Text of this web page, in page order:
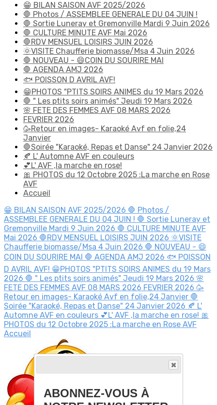
😁 BILAN SAISON AVF 2025/2026
🛑 Photos / ASSEMBLEE GENERALE DU 04 JUIN !
🛑 Sortie Luneray et Gremonville Mardi 9 Juin 2026
🛑 CULTURE MINUTE AVF Mai 2026
🛑RDV MENSUEL LOISIRS JUIN 2026
🌞VISITE Chaufferie biomasse/Msa 4 Juin 2026
🛑 NOUVEAU - 😄COIN DU SOURIRE MAI
🛑 AGENDA AMJ 2026
🐟 POISSON D AVRIL AVF!
😁PHOTOS "PTITS SOIRS ANIMES du 19 Mars 2026
🛑 " Les ptits soirs animés" Jeudi 19 Mars 2026
🌸 FETE DES FEMMES AVF 08 MARS 2026
FEVRIER 2026
🥳Retour en images- Karaoké Avf en folie,24
Janvier
🛑Soirée "Karaoké, Repas et Danse" 24 Janvier 2026
🍂 L' Automne AVF en couleurs
💕L' AVF ,la marche en rose!
🎀 PHOTOS du 12 Octobre 2025 :La marche en Rose
AVF
Accueil
😁 BILAN SAISON AVF 2025/2026 🛑 Photos /
ASSEMBLEE GENERALE DU 04 JUIN ! 🛑 Sortie Luneray et
Gremonville Mardi 9 Juin 2026 🛑 CULTURE MINUTE AVF
Mai 2026 🛑RDV MENSUEL LOISIRS JUIN 2026 🌞VISITE
Chaufferie biomasse/Msa 4 Juin 2026 🛑 NOUVEAU - 😄
COIN DU SOURIRE MAI 🛑 AGENDA AMJ 2026 🐟 POISSON
D AVRIL AVF! 😁PHOTOS "PTITS SOIRS ANIMES du 19 Mars
2026 🛑 " Les ptits soirs animés" Jeudi 19 Mars 2026 🌸
FETE DES FEMMES AVF 08 MARS 2026 FEVRIER 2026 🥳
Retour en images- Karaoké Avf en folie,24 Janvier 🛑
Soirée "Karaoké, Repas et Danse" 24 Janvier 2026 🍂 L'
Automne AVF en couleurs 💕L' AVF ,la marche en rose! 🎀
PHOTOS du 12 Octobre 2025 :La marche en Rose AVF
Accueil
ABONNEZ-VOUS À